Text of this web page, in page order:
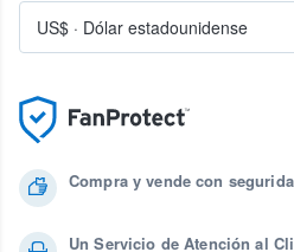
Compra y vende con
Un Servicio de Atención al
US$ · Dólar estadounidense